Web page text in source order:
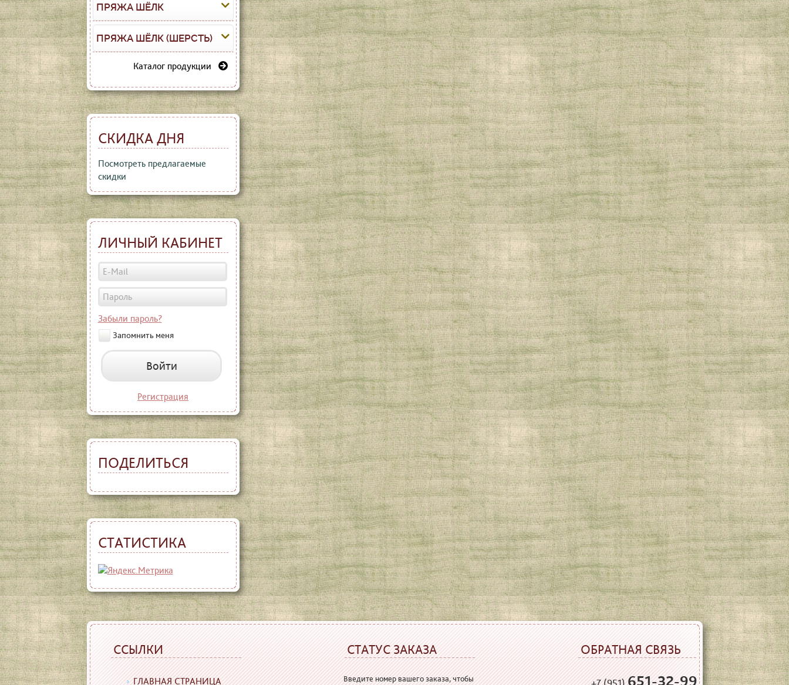
ПРЯЖА ШЁЛК
ПРЯЖА ШЁЛК (ШЕРСТЬ)
Каталог продукции
СКИДКА ДНЯ
Посмотреть предлагаемые
скидки
ЛИЧНЫЙ КАБИНЕТ
Забыли пароль?
Запомнить меня
Войти
Регистрация
ПОДЕЛИТЬСЯ
СТАТИСТИКА
ССЫЛКИ
ГЛАВНАЯ СТРАНИЦА
СТАТУС ЗАКАЗА
Введите номер вашего заказа, чтобы
ОБРАТНАЯ СВЯЗЬ
651-32-99